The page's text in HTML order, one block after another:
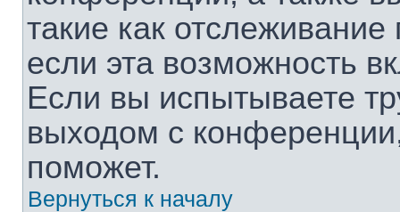
такие как
если эта возможность
Если вы испытываете
выходом с
поможет.
Вернуться к началу